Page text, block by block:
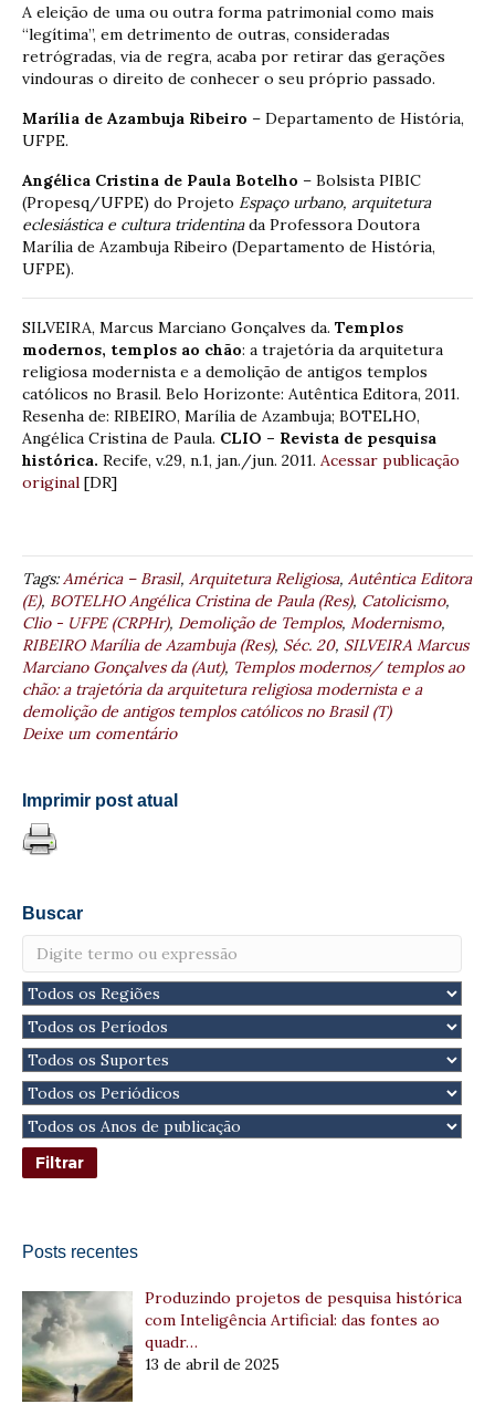
A eleição de uma ou outra forma patrimonial como mais
“legítima”, em detrimento de outras, consideradas
retrógradas, via de regra, acaba por retirar das gerações
vindouras o direito de conhecer o seu próprio passado.
Marília de Azambuja Ribeiro – Departamento de História,
UFPE.
Angélica Cristina de Paula Botelho – Bolsista PIBIC
(Propesq/UFPE) do Projeto Espaço urbano, arquitetura
eclesiástica e cultura tridentinada Professora Doutora
Marília de Azambuja Ribeiro (Departamento de História,
UFPE).
SILVEIRA, Marcus Marciano Gonçalves da. Templos
modernos, templos ao chão: a trajetória da arquitetura
religiosa modernista e a demolição de antigos templos
católicos no Brasil. Belo Horizonte: Autêntica Editora, 2011.
Resenha de: RIBEIRO, Marília de Azambuja; BOTELHO,
Angélica Cristina de Paula. CLIO – Revista de pesquisa
histórica. Recife, v.29, n.1, jan./jun. 2011. Acessar publicação
original [DR]
Tags:América – Brasil, Arquitetura Religiosa, Autêntica Editora
(E), BOTELHO Angélica Cristina de Paula (Res), Catolicismo,
Clio - UFPE (CRPHr), Demolição de Templos, Modernismo,
RIBEIRO Marília de Azambuja (Res), Séc. 20, SILVEIRA Marcus
Marciano Gonçalves da (Aut), Templos modernos/ templos ao
chão: a trajetória da arquitetura religiosa modernista e a
demolição de antigos templos católicos no Brasil (T)
Deixe um comentário
Imprimir post atual
Buscar
Posts recentes
Produzindo projetos de pesquisa histórica
com Inteligência Artificial: das fontes ao
quadr…
13 de abril de 2025